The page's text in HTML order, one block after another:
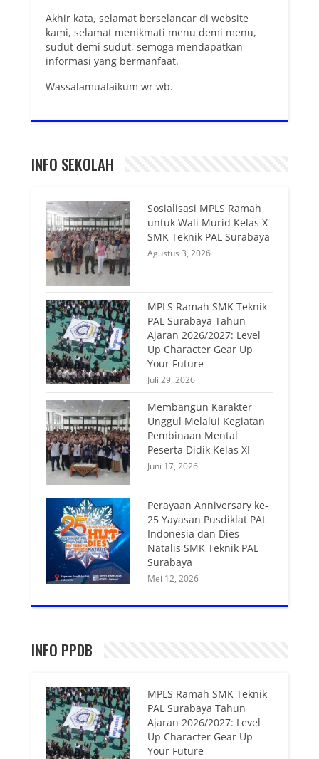
Akhir kata, selamat berselancar di website
kami, selamat menikmati menu demi menu,
sudut demi sudut, semoga mendapatkan
informasi yang bermanfaat.
Wassalamualaikum wr wb.
INFO SEKOLAH
Sosialisasi MPLS Ramah
untuk Wali Murid Kelas X
SMK Teknik PAL Surabaya
Agustus 3, 2026
MPLS Ramah SMK Teknik
PAL Surabaya Tahun
Ajaran 2026/2027: Level
Up Character Gear Up
Your Future
Juli 29, 2026
Membangun Karakter
Unggul Melalui Kegiatan
Pembinaan Mental
Peserta Didik Kelas XI
Juni 17, 2026
Perayaan Anniversary ke-
25 Yayasan Pusdiklat PAL
Indonesia dan Dies
Natalis SMK Teknik PAL
Surabaya
Mei 12, 2026
INFO PPDB
MPLS Ramah SMK Teknik
PAL Surabaya Tahun
Ajaran 2026/2027: Level
Up Character Gear Up
Your Future